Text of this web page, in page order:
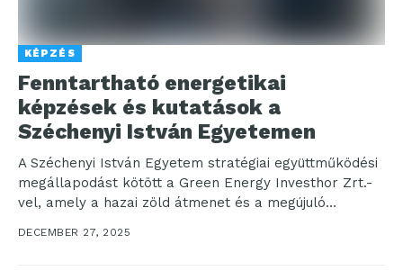
KÉPZÉS
Fenntartható energetikai
képzések és kutatások a
Széchenyi István Egyetemen
A Széchenyi István Egyetem stratégiai együttműködési
megállapodást kötött a Green Energy Investhor Zrt.-
vel, amely a hazai zöld átmenet és a megújuló
DECEMBER 27, 2025